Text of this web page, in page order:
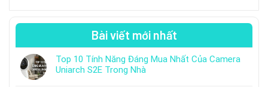
Bài viết mới nhất
Top 10 Tính Năng Đáng Mua Nhất Của Camera
Uniarch S2E Trong Nhà